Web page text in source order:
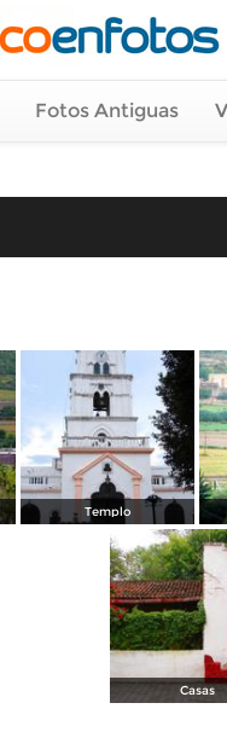
Fotos Antiguas
Templo
Casas